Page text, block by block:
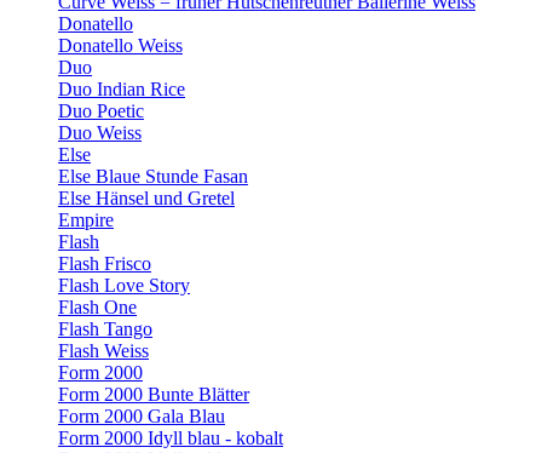
Donatello
Donatello Weiss
Duo
Duo Indian Rice
Duo Poetic
Duo Weiss
Else
Else Blaue Stunde Fasan
Else Hänsel und Gretel
Empire
Flash
Flash Frisco
Flash Love Story
Flash One
Flash Tango
Flash Weiss
Form 2000
Form 2000 Bunte Blätter
Form 2000 Gala Blau
Form 2000 Idyll blau - kobalt